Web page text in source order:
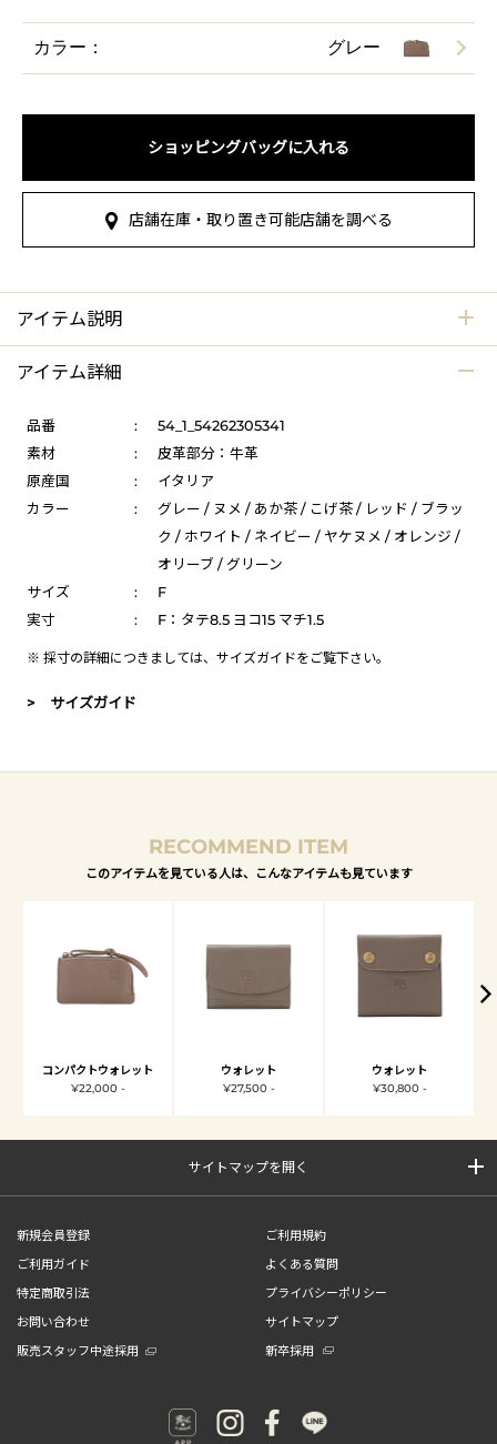
カラー： グレー
ショッピングバッグに入れる
店舗在庫・取り置き可能店舗を調べる
アイテム説明
アイテム詳細
品番 :
54_1_54262305341
素材
:
皮革部分：牛革
原産国
:
イタリア
カラー
:
グレー / ヌメ / あか茶 / こげ茶 / レッド / ブラッ
ク / ホワイト / ネイビー / ヤケヌメ / オレンジ /
オリーブ / グリーン
サイズ
:
F
実寸
: F：タテ8.5 ヨコ15 マチ1.5
※ 採寸の詳細につきましては、 サイズガイドをご覧下さい。
> サイズガイド
RECOMMEND ITEM
このアイテムを見ている人は、こんなアイテムも見ています
コンパクトウォレット
¥22,000 -
ウォレット
¥27,500 -
ウォレット
¥30,800 -
サイトマップを開く
新規会員登録
ご利用規約
ご利用ガイド
よくある質問
特定商取引法
プライバシーポリシー
お問い合わせ
サイトマップ
販売スタッフ中途採用
新卒採用